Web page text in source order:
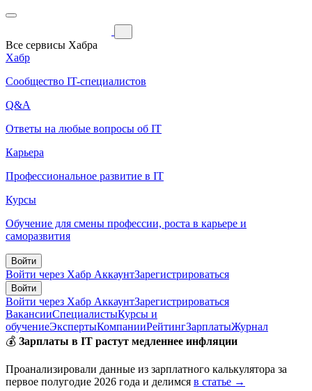
Все сервисы Хабра
Хабр
Сообщество IT-специалистов
Q&A
Ответы на любые вопросы об IT
Карьера
Профессиональное развитие в IT
Курсы
Обучение для смены профессии, роста в карьере и
саморазвития
Войти
Войти через Хабр АккаунтЗарегистрироваться
Войти
Войти через Хабр АккаунтЗарегистрироваться
ВакансииСпециалистыКурсы и
обучениеЭкспертыКомпанииРейтингЗарплатыЖурнал
💰 Зарплаты в IT растут медленнее инфляции
Проанализировали данные из зарплатного калькулятора за
первое полугодие 2026 года и делимся в статье →